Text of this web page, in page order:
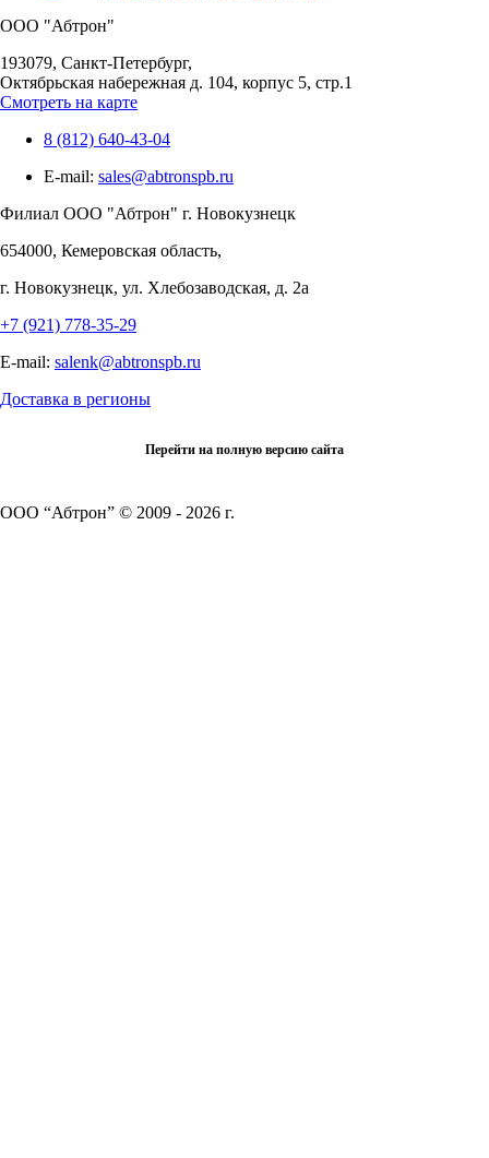
OOO "Абтрон"
193079, Санкт-Петербург,
Октябрьская набережная д. 104, корпус 5, стр.1
Смотреть на карте
8 (812) 640-43-04
E-mail: sales@abtronspb.ru
Филиал OOO "Абтрон" г. Новокузнецк
654000, Кемеровская область,
г. Новокузнецк, ул. Хлебозаводская, д. 2а
+7 (921) 778-35-29
E-mail: salenk@abtronspb.ru
Доставка в регионы
Перейти на полную версию сайта
ООО “Абтрон” © 2009 - 2026 г.